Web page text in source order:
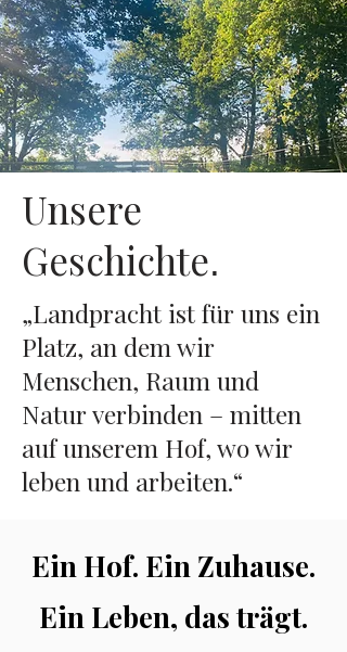
Unsere
Geschichte.
„Landpracht ist für uns ein
Platz, an dem wir
Menschen, Raum und
Natur verbinden – mitten
auf unserem Hof, wo wir
leben und arbeiten.“
Ein Hof. Ein Zuhause.
Ein Leben, das trägt.